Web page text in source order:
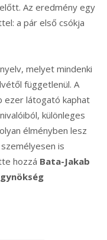
Az eredmény egy
a pár első csókja
melyet mindenki
függetlenül. A
ezer látogató kaphat
különleges
élményben lesz
is
hozzá Bata-Jakab